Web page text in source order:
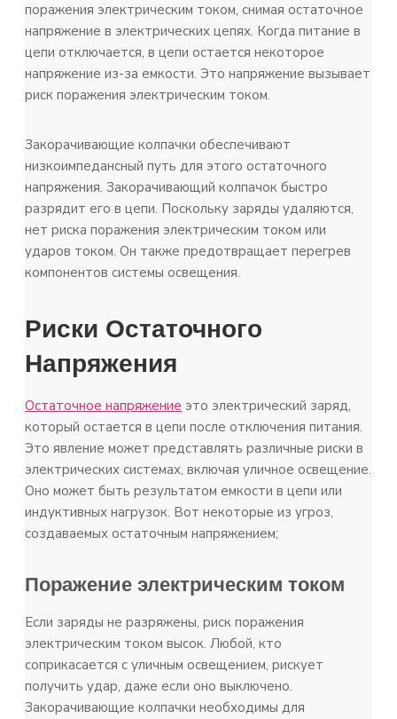
поражения электрическим током, снимая остаточное
напряжение в электрических цепях. Когда питание в
цепи отключается, в цепи остается некоторое
напряжение из-за емкости. Это напряжение вызывает
риск поражения электрическим током.
Закорачивающие колпачки обеспечивают
низкоимпедансный путь для этого остаточного
напряжения. Закорачивающий колпачок быстро
разрядит его в цепи. Поскольку заряды удаляются,
нет риска поражения электрическим током или
ударов током. Он также предотвращает перегрев
компонентов системы освещения.
Риски Остаточного
Напряжения
Остаточное напряжение это электрический заряд,
который остается в цепи после отключения питания.
Это явление может представлять различные риски в
электрических системах, включая уличное освещение.
Оно может быть результатом емкости в цепи или
индуктивных нагрузок. Вот некоторые из угроз,
создаваемых остаточным напряжением;
Поражение электрическим током
Если заряды не разряжены, риск поражения
электрическим током высок. Любой, кто
соприкасается с уличным освещением, рискует
получить удар, даже если оно выключено.
Закорачивающие колпачки необходимы для